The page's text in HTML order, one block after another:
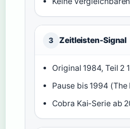
3 Zeitleisten-Signal
Original 1984, Teil 2
Pause bis 1994
Cobra Kai-Serie ab